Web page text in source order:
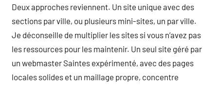
Deux approches reviennent. Un site unique avec des
sections par ville, ou plusieurs mini-sites, un par ville.
Je déconseille de multiplier les sites si vous n’avez pas
les ressources pour les maintenir. Un seul site géré par
un webmaster Saintes expérimenté, avec des pages
locales solides et un maillage propre, concentre